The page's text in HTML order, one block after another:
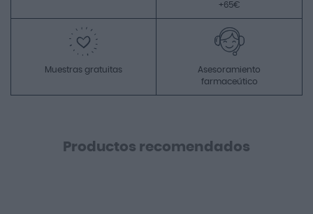
+65€
Muestras gratuitas
Asesoramiento
farmaceútico
Productos recomendados